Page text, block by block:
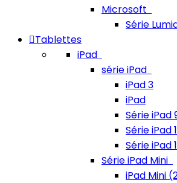
Microsoft
Série
Tablettes
iPad
série iPad
iPad 3
iPad
Série iPad
Série iPad
Série iPad
Série iPad Mini
iPad Mini